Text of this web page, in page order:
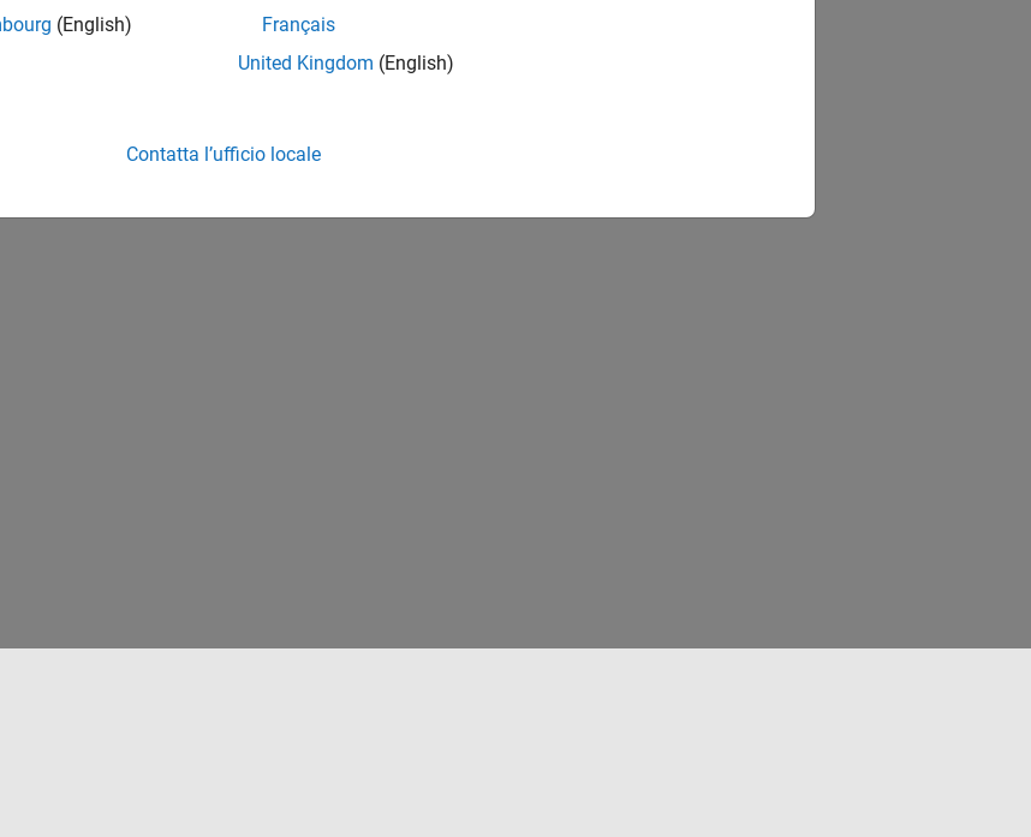
(English)
Français
United Kingdom (English)
Contatta l’ufficio locale